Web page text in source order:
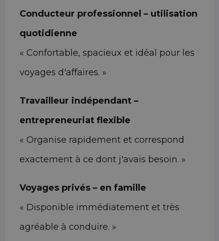
Conducteur professionnel – utilisation
quotidienne
« Confortable, spacieux et idéal pour les
voyages d'affaires. »
Travailleur indépendant –
entrepreneuriat flexible
« Organise rapidement et correspond
exactement à ce dont j'avais besoin. »
Voyages privés – en famille
« Disponible immédiatement et très
agréable à conduire. »